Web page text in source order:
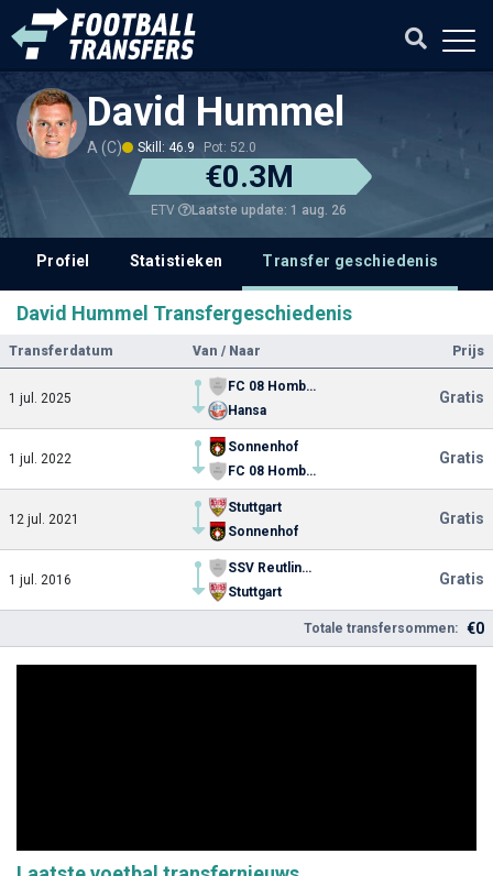
David Hummel
A (C) Skill: 46.9 Pot: 52.0
€0.3M
ETV Laatste update: 1 aug. 26
Profiel Statistieken Transfer geschiedenis
David Hummel Transfergeschiedenis
Transferdatum Van / Naar Prijs
1 jul. 2025
FC 08 Homburg
Hansa
Gratis
1 jul. 2022
Sonnenhof
FC 08 Homburg
Gratis
12 jul. 2021
Stuttgart
Sonnenhof
Gratis
1 jul. 2016
SSV Reutlingen 05
Stuttgart
Gratis
Totale transfersommen: €0